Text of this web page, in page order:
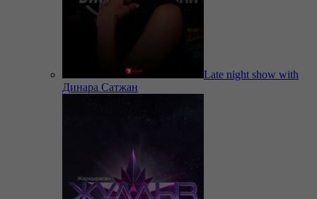
Late night show with
Динара Сатжан